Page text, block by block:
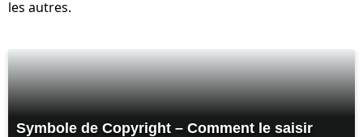
les autres.
Symbole de Copyright – Comment le saisir